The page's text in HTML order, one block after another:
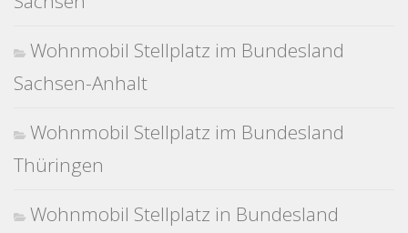
Wohnmobil Stellplatz im Bundesland
Sachsen-Anhalt
Wohnmobil Stellplatz im Bundesland
Thüringen
Wohnmobil Stellplatz in Bundesland